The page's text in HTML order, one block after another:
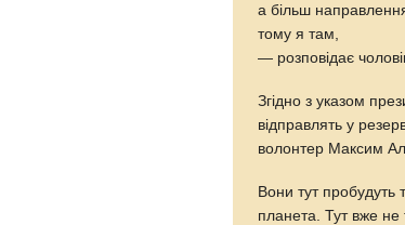
а більш
тому я там,
— розповідає
Згідно з указом
відправлять у
волонтер Максим
Вони тут пробудуть
планета. Тут вже не